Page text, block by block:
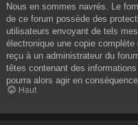
Nous en sommes navrés. Le
de ce forum possède des
utilisateurs envoyant de tels
électronique une copie
reçu à un administrateur du
têtes contenant des informations
pourra alors agir en
Haut